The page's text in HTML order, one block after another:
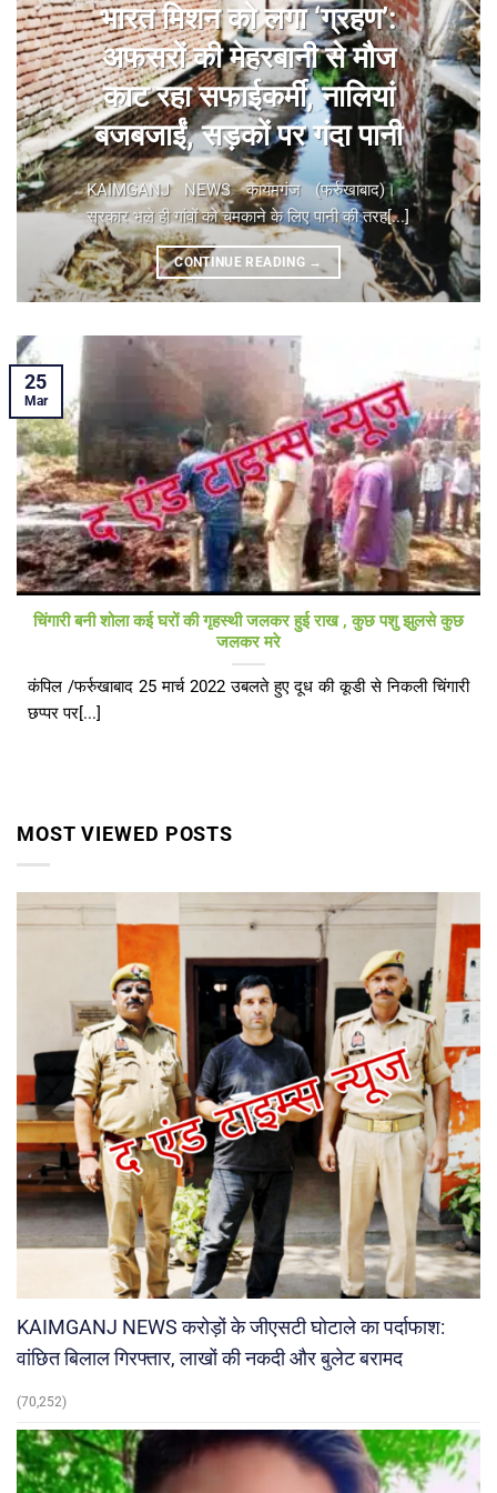
भारत मिशन को लगा ‘ग्रहण’:
अफसरों की मेहरबानी से मौज
काट रहा सफाईकर्मी, नालियां
बजबजाईं, सड़कों पर गंदा पानी
KAIMGANJ NEWS कायमगंज (फर्रुखाबाद)। ​
सरकार भले ही गांवों को चमकाने के लिए पानी की तरह[...]
CONTINUE READING →
चिंगारी बनी शोला कई घरों की गृहस्थी जलकर हुई राख , कुछ पशु झुलसे कुछ
जलकर मरे
कंपिल /फर्रुखाबाद 25 मार्च 2022 उबलते हुए दूध की कूडी से निकली चिंगारी
छप्पर पर[...]
25
Mar
MOST VIEWED POSTS
KAIMGANJ NEWS करोड़ों के जीएसटी घोटाले का पर्दाफाश:
वांछित बिलाल गिरफ्तार, लाखों की नकदी और बुलेट बरामद
(70,252)